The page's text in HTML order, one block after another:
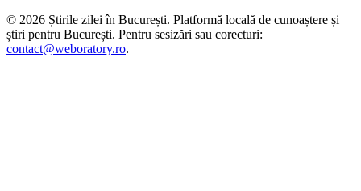
© 2026 Știrile zilei în București. Platformă locală de cunoaștere și
știri pentru București. Pentru sesizări sau corecturi:
contact@weboratory.ro.